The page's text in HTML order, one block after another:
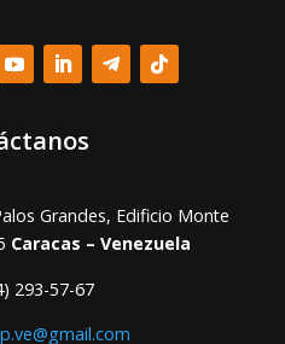
Grandes, Edificio Monte
Caracas – Venezuela
293-57-67